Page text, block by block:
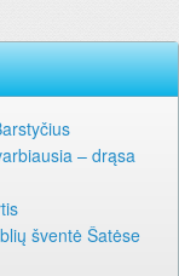
– drąsa
šventė Šatėse